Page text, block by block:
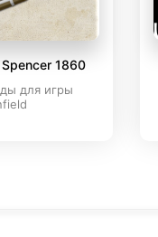
1860
для игры